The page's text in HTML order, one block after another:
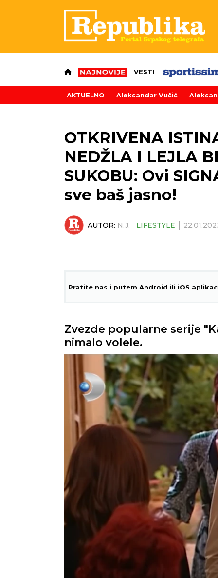
VESTI
AKTUELNO Aleksandar Vučić
OTKRIVENA
NEDŽLA I LEJLA
SUKOBU: Ovi
sve baš jasno!
AUTOR: N.J. LIFESTYLE
Pratite nas i putem Android ili iOS
Zvezde popularne serije
nimalo volele.